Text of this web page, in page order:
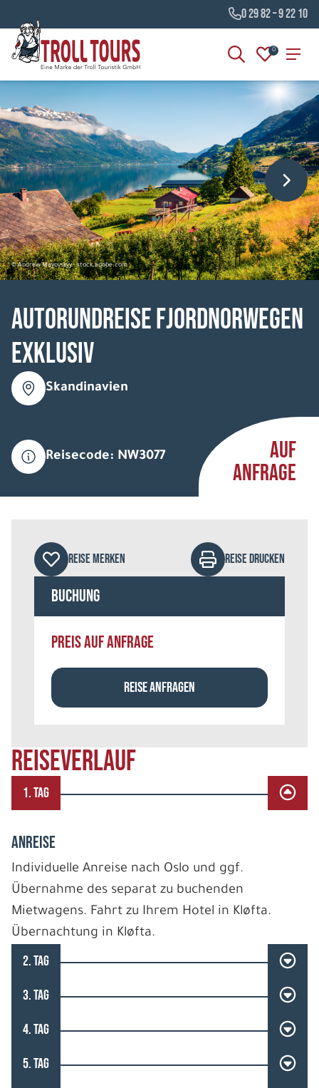
0 29 82 – 9 22 10
0
© Andrew Mayovskyy - stock.adobe.com
Autorundreise Fjordnorwegen
Exklusiv
Skandinavien
Reisecode: NW3077
AUF
ANFRAGE
REISEVERLAUF
1. TAG
ANREISE
Individuelle Anreise nach Oslo und ggf.
Übernahme des separat zu buchenden
Mietwagens. Fahrt zu Ihrem Hotel in Kløfta.
Übernachtung in Kløfta.
2. TAG
3. TAG
4. TAG
5. TAG
REISE MERKEN REISE DRUCKEN
Buchung
PREIS AUF ANFRAGE
REISE ANFRAGEN